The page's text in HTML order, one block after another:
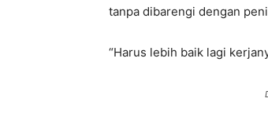
tanpa dibarengi dengan
“Harus lebih baik lagi